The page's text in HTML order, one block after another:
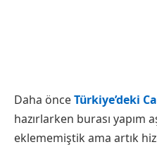
Daha önceTürkiye’deki
hazırlarken burası yapım
eklememiştik ama artık